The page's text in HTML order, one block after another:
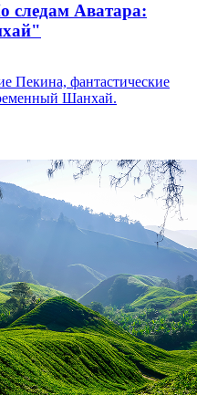
следам Аватара:
Пекина, фантастические
Шанхай.